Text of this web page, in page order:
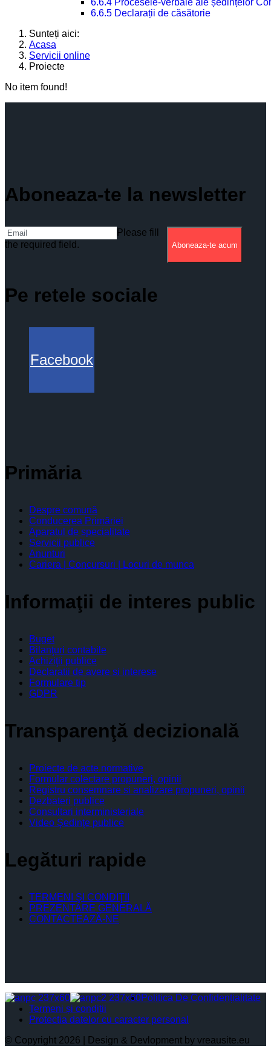
6.6.4 Procesele-verbale ale ședințelor
6.6.5 Declarații de căsătorie
Sunteți aici:
Acasa
Servicii online
Proiecte
No item found!
Aboneaza-te la newsletter
Please fill
the required field.
Aboneaza-te acum
Pe retele sociale
Facebook
Primăria
Despre comună
Conducerea Primăriei
Aparatul de specialitate
Servicii publice
Anunturi
Cariera | Concursuri | Locuri de munca
Informaţii de interes public
Buget
Bilanţuri contabile
Achiziţii publice
Declaratii de avere si interese
Formulare tip
GDPR
Transparenţă decizională
Proiecte de acte normative
Formular colectare propuneri, opinii
Registru consemnare si analizare propuneri, opinii
Dezbateri publice
Consultari interministeriale
Video Şedinţe publice
Legături rapide
TERMENI ŞI CONDIŢII
PREZENTARE GENERALĂ
CONTACTEAZĂ-NE
Politica De Confidențialitate
Termeni și condiții
Protectia datelor cu caracter personal
© Copyright 2026 | Design & Devlopment by vreausite.eu